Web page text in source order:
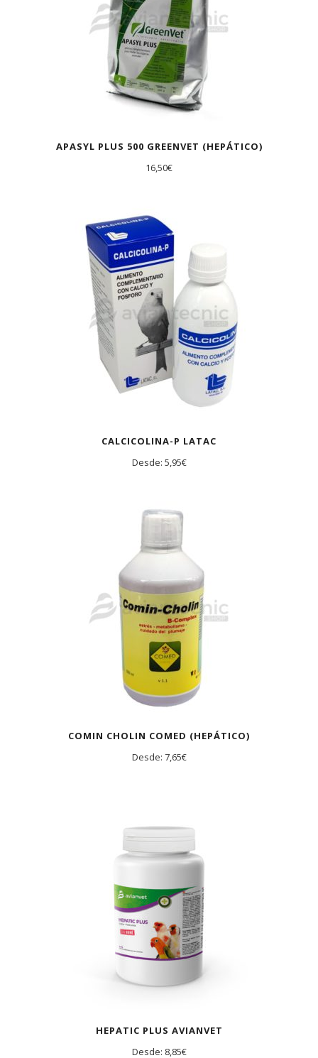
APASYL PLUS 500 GREENVET (HEPÁTICO)
16,50€
CALCICOLINA-P LATAC
Desde: 5,95€
COMIN CHOLIN COMED (HEPÁTICO)
Desde: 7,65€
HEPATIC PLUS AVIANVET
Desde: 8,85€